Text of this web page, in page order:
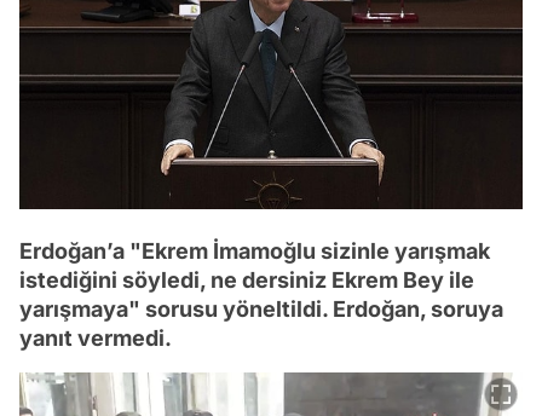
Erdoğan’a "Ekrem İmamoğlu sizinle yarışmak
istediğini söyledi, ne dersiniz Ekrem Bey ile
yarışmaya" sorusu yöneltildi. Erdoğan, soruya
yanıt vermedi.